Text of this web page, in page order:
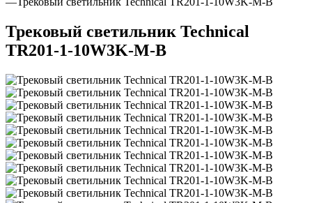
Трековый светильник Technical
TR201-1-10W3K-M-B